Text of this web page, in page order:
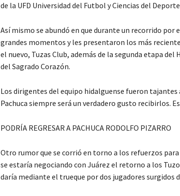
de la UFD Universidad del Futbol y Ciencias del
Así mismo se abundó en que durante un recorrido
grandes momentos y les presentaron los más
el nuevo, Tuzas Club, además de la segunda etapa del
del Sagrado Corazón.
Los dirigentes del equipo hidalguense fueron
Pachuca siempre será un verdadero gusto recibirlos.
PODRÍA REGRESAR A PACHUCA RODOLFO PIZARRO
Otro rumor que se corrió en torno a los refuerzos
se estaría negociando con Juárez el retorno a los
daría mediante el trueque por dos jugadores surgidos